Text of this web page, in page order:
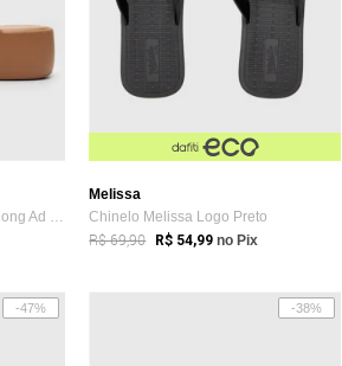
Sandália Melissa Platform Thong Ad Caramelo
Melissa
Chinelo Melissa Logo Preto
R$ 69,90 R$ 54,99 no Pix
-47% -38%